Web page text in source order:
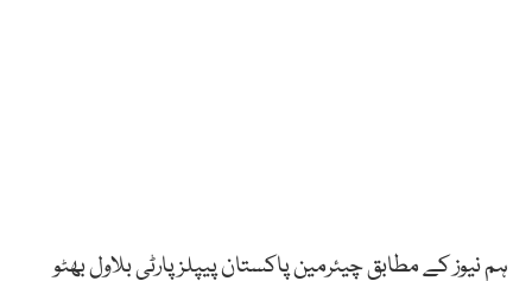
ہم نیوز کے مطابق چیئرمین پاکستان پیپلزپارٹی بلاول بھٹو